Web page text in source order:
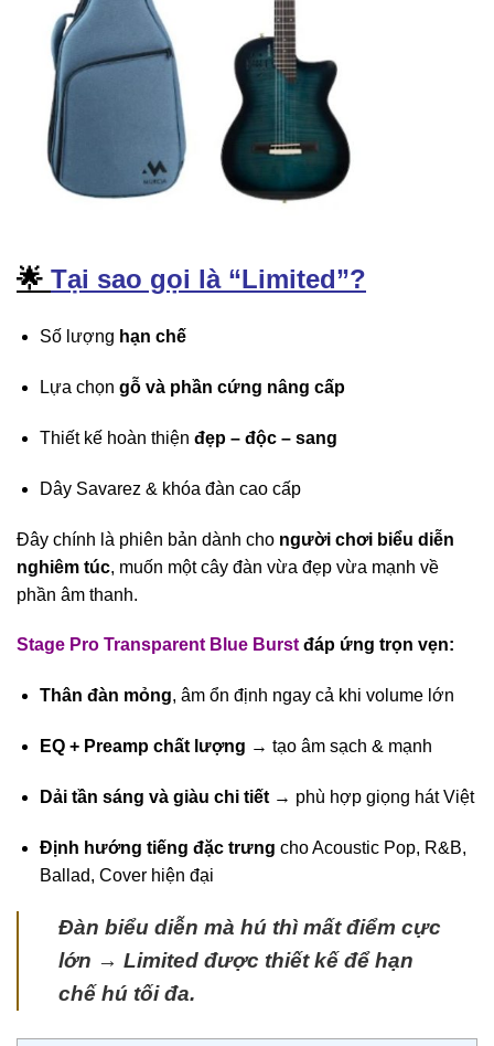
🌟 Tại sao gọi là “Limited”?
Số lượng hạn chế
Lựa chọn gỗ và phần cứng nâng cấp
Thiết kế hoàn thiện đẹp – độc – sang
Dây Savarez & khóa đàn cao cấp
Đây chính là phiên bản dành cho người chơi biểu diễn
nghiêm túc, muốn một cây đàn vừa đẹp vừa mạnh về
phần âm thanh.
Stage Pro Transparent Blue Burstđáp ứng trọn vẹn:
Thân đàn mỏng, âm ổn định ngay cả khi volume lớn
EQ + Preamp chất lượng → tạo âm sạch & mạnh
Dải tần sáng và giàu chi tiết→ phù hợp giọng hát Việt
Định hướng tiếng đặc trưng cho Acoustic Pop, R&B,
Ballad, Cover hiện đại
Đàn biểu diễn mà hú thì mất điểm cực
lớn → Limited được thiết kế để hạn
chế hú tối đa.